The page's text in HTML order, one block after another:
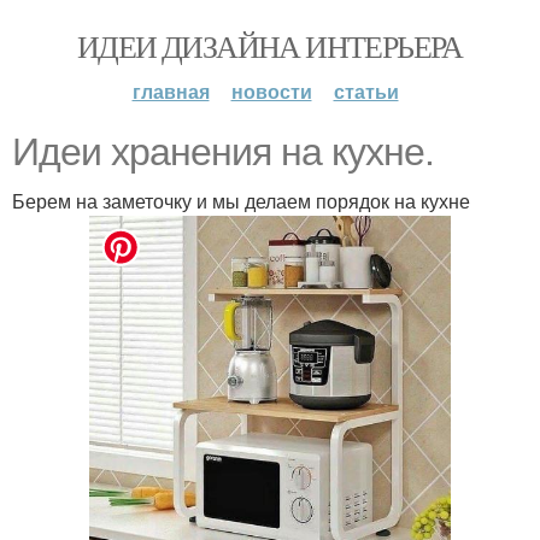
ИДЕИ ДИЗАЙНА ИНТЕРЬЕРА
главная новости статьи
Идеи хранения на кyхне.
Берем на заметочку и мы делаем порядок на кухне